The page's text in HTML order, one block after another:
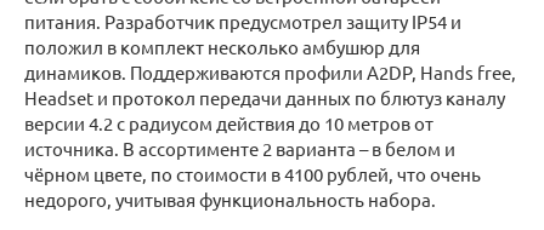
питания. Разработчик предусмотрел защиту IP54 и
положил в комплект несколько амбушюр для
динамиков. Поддерживаются профили A2DP, Hands free,
Headset и протокол передачи данных по блютуз каналу
версии 4.2 с радиусом действия до 10 метров от
источника. В ассортименте 2 варианта – в белом и
чёрном цвете, по стоимости в 4100 рублей, что очень
недорого, учитывая функциональность набора.